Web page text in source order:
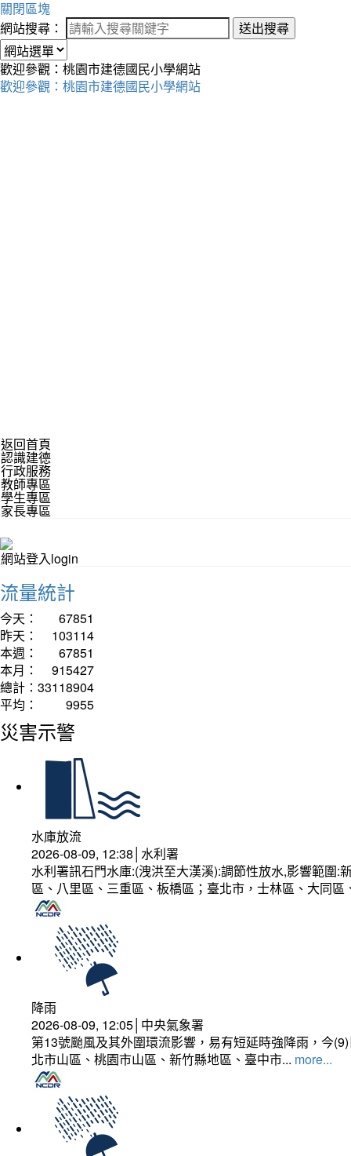
關閉區塊
網站搜尋：
送出搜尋
歡迎參觀：桃園市建德國民小學網站
歡迎參觀：桃園市建德國民小學網站
返回首頁
認識建德
行政服務
教師專區
學生專區
家長專區
網站登入login
流量統計
今天：
67851
昨天：
103114
本週：
67851
本月：
915427
總計： 33118904
平均：
9955
災害示警
水庫放流
2026-08-09, 12:38│水利署
水利署訊石門水庫:(洩洪至大漢溪):調節性放水,影響範圍
區、八里區、三重區、板橋區；臺北市，士林區、大同
降雨
2026-08-09, 12:05│中央氣象署
第13號颱風及其外圍環流影響，易有短延時強降雨，今
北市山區、桃園市山區、新竹縣地區、臺中市... more...